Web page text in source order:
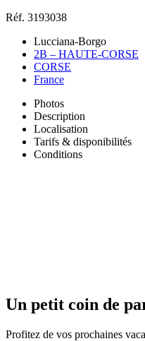
Réf. 3193038
Lucciana-Borgo
2B – HAUTE-CORSE
CORSE
France
Photos
Description
Localisation
Tarifs & disponibilités
Conditions
Un petit coin de
Profitez de vos prochaines